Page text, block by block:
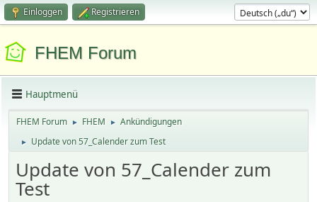
Einloggen Registrieren
FHEM Forum
Hauptmenü
FHEM Forum ► FHEM ► Ankündigungen
► Update von 57_Calender zum Test
Update von 57_Calender zum
Test